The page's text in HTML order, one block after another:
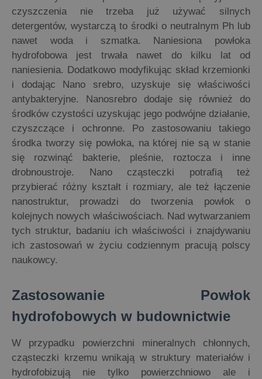
czyszczenia nie trzeba już używać silnych
detergentów, wystarczą to środki o neutralnym Ph lub
nawet woda i szmatka. Naniesiona powłoka
hydrofobowa jest trwała nawet do kilku lat od
naniesienia. Dodatkowo modyfikując skład krzemionki
i dodając Nano srebro, uzyskuje się właściwości
antybakteryjne. Nanosrebro dodaje się również do
środków czystości uzyskując jego podwójne działanie,
czyszczące i ochronne. Po zastosowaniu takiego
środka tworzy się powłoka, na której nie są w stanie
się rozwinąć bakterie, pleśnie, roztocza i inne
drobnoustroje. Nano cząsteczki potrafią też
przybierać różny kształt i rozmiary, ale też łączenie
nanostruktur, prowadzi do tworzenia powłok o
kolejnych nowych właściwościach. Nad wytwarzaniem
tych struktur, badaniu ich właściwości i znajdywaniu
ich zastosowań w życiu codziennym pracują polscy
naukowcy.
Zastosowanie Powłok
hydrofobowych w budownictwie
W przypadku powierzchni mineralnych chłonnych,
cząsteczki krzemu wnikają w struktury materiałów i
hydrofobizują nie tylko powierzchniowo ale i